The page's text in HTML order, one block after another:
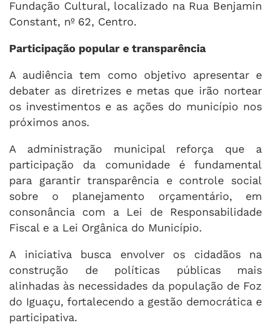
Fundação Cultural, localizado na Rua Benjamin
Constant, nº 62, Centro.
Participação popular e transparência
A audiência tem como objetivo apresentar e
debater as diretrizes e metas que irão nortear
os investimentos e as ações do município nos
próximos anos.
A administração municipal reforça que a
participação da comunidade é fundamental
para garantir transparência e controle social
sobre o planejamento orçamentário, em
consonância com a Lei de Responsabilidade
Fiscal e a Lei Orgânica do Município.
A iniciativa busca envolver os cidadãos na
construção de políticas públicas mais
alinhadas às necessidades da população de Foz
do Iguaçu, fortalecendo a gestão democrática e
participativa.